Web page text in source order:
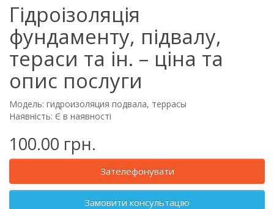
Гідроізоляція
фундаменту, підвалу,
тераси та ін. – ціна та
опис послуги
Модель: гидроизоляция подвала, террасы
Наявність: Є в наявності
100.00 грн.
Зателефонувати
Замовити консультацію